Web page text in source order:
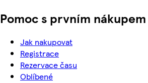
Pomoc s prvním nákupem
Jak nakupovat
Registrace
Rezervace času
Oblíbené